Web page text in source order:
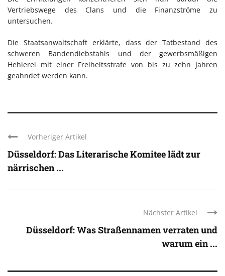
Vertriebswege des Clans und die Finanzströme zu
untersuchen.
Die Staatsanwaltschaft erklärte, dass der Tatbestand des
schweren Bandendiebstahls und der gewerbsmäßigen
Hehlerei mit einer Freiheitsstrafe von bis zu zehn Jahren
geahndet werden kann.
Vorheriger Artikel
Düsseldorf: Das Literarische Komitee lädt zur
närrischen ...
Nächster Artikel
Düsseldorf: Was Straßennamen verraten und
warum ein ...